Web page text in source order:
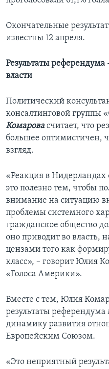
Окончательные
известны 12 апреля.
Результаты
власти
Политический
консалтинговой группы
Комаровасчитает, что
большее оптимистичен,
взгляд.
«Реакция в
это полезно тем, чтобы
внимание на ситуацию
проблемы системного
гражданское общество
оно приводит во власть,
цензами того как
класс», – говорит Юлия
«Голоса Америки».
Вместе с тем, Юлия
результаты референдума
динамику развития
Европейским Союзом.
«Это неприятный